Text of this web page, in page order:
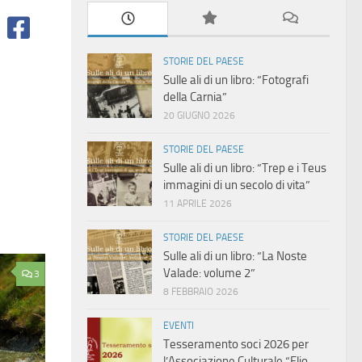
3
STORIE DEL PAESE
Sulle ali di un libro: “Fotografi
della Carnia”
20 GIUGNO 2026
STORIE DEL PAESE
Sulle ali di un libro: “Trep e i Teus
immagini di un secolo di vita”
11 APRILE 2026
STORIE DEL PAESE
Sulle ali di un libro: “La Noste
Valade: volume 2”
8 FEBBRAIO 2026
EVENTI
Tesseramento soci 2026 per